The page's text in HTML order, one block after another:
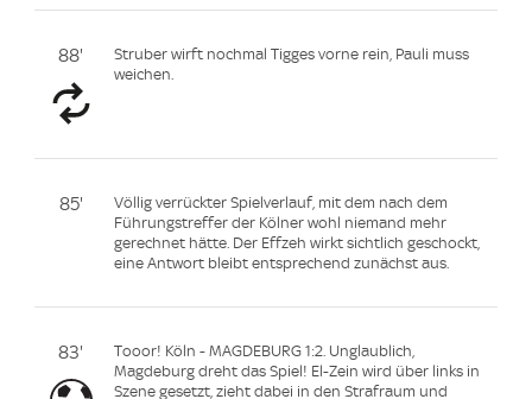
88'
Struber wirft nochmal Tigges vorne rein, Pauli muss
weichen.
85'
Völlig verrückter Spielverlauf, mit dem nach dem
Führungstreffer der Kölner wohl niemand mehr
gerechnet hätte. Der Effzeh wirkt sichtlich geschockt,
eine Antwort bleibt entsprechend zunächst aus.
83'
Tooor! Köln - MAGDEBURG 1:2. Unglaublich,
Magdeburg dreht das Spiel! El-Zein wird über links in
Szene gesetzt, zieht dabei in den Strafraum und